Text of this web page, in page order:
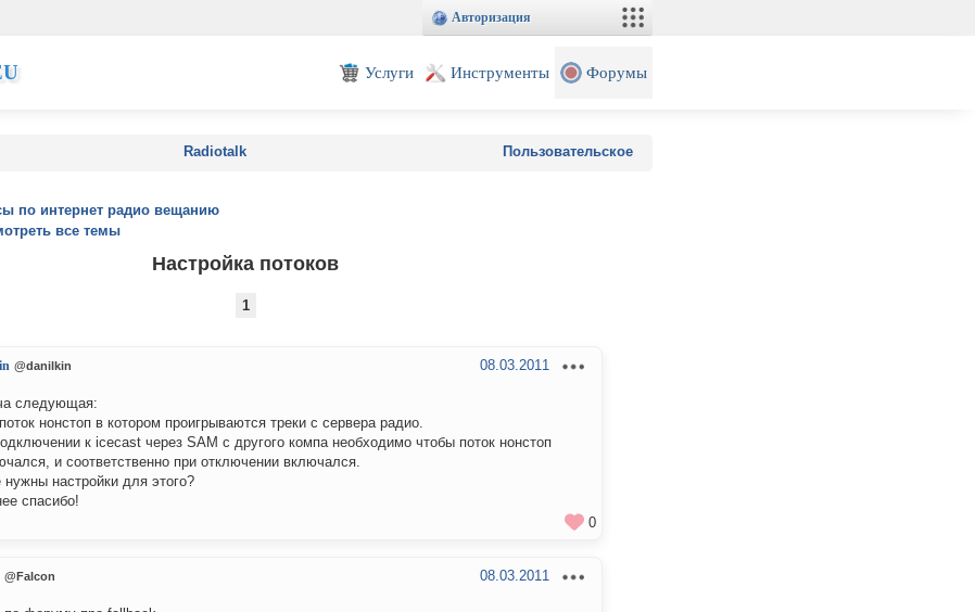
Авторизация
Услуги Инструменты Форумы
Radiotalk Пользовательское
по интернет радио вещанию
все темы
Настройка потоков
1
@danilkin 08.03.2011
следующая:
нонстоп в котором проигрываются треки с сервера радио.
к icecast через SAM с другого компа необходимо чтобы поток нонстоп
и соответственно при отключении включался.
нужны настройки для этого?
спасибо!
0
@Falcon 08.03.2011